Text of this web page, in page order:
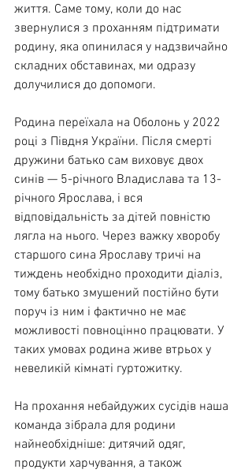
життя. Саме тому, коли до нас
звернулися з проханням підтримати
родину, яка опинилася у надзвичайно
складних обставинах, ми одразу
долучилися до допомоги.
Родина переїхала на Оболонь у 2022
році з Півдня України. Після смерті
дружини батько сам виховує двох
синів — 5-річного Владислава та 13-
річного Ярослава, і вся
відповідальність за дітей повністю
лягла на нього. Через важку хворобу
старшого сина Ярославу тричі на
тиждень необхідно проходити діаліз,
тому батько змушений постійно бути
поруч із ним і фактично не має
можливості повноцінно працювати. У
таких умовах родина живе втрьох у
невеликій кімнаті гуртожитку.
На прохання небайдужих сусідів наша
команда зібрала для родини
найнеобхідніше: дитячий одяг,
продукти харчування, а також